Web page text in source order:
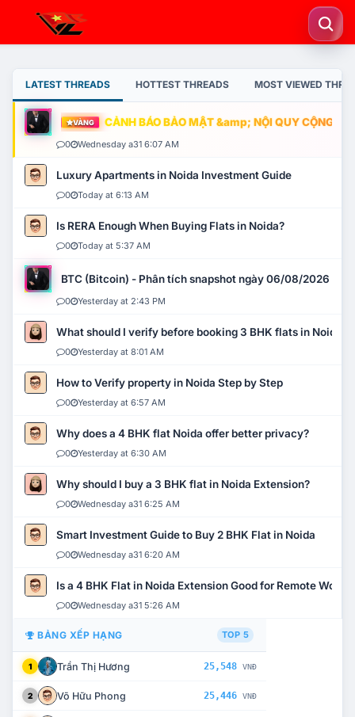
LATEST THREADS HOTTEST THREADS MOST VIEWED
VÀNG CẢNH BÁO BẢO MẬT &amp; NỘI QUY CỘNG
0 Wednesday a31 6:07 AM
Luxury Apartments in Noida Investment Guide
0 Today at 6:13 AM
Is RERA Enough When Buying Flats in Noida?
0 Today at 5:37 AM
BTC (Bitcoin) - Phân tích snapshot ngày 06/08/2026
0 Yesterday at 2:43 PM
What should I verify before booking 3 BHK flats in Noida?
0 Yesterday at 8:01 AM
How to Verify property in Noida Step by Step
0 Yesterday at 6:57 AM
Why does a 4 BHK flat Noida offer better privacy?
0 Yesterday at 6:30 AM
Why should I buy a 3 BHK flat in Noida Extension?
0 Wednesday a31 6:25 AM
Smart Investment Guide to Buy 2 BHK Flat in Noida
0 Wednesday a31 6:20 AM
Is a 4 BHK Flat in Noida Extension Good for Remote Work?
0 Wednesday a31 5:26 AM
BẢNG XẾP HẠNG TOP 5
1 Trần Thị Hương 25,548 VNĐ
2 Võ Hữu Phong 25,446 VNĐ